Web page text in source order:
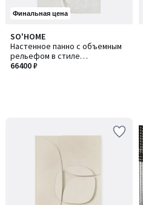
Финальная цена
SO'HOME
Настенное панно с объемным
рельефом в стиле
органический минимализм
66400 ₽